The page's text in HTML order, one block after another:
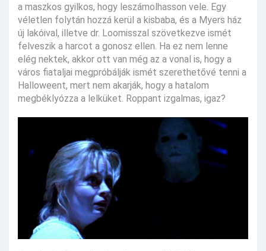
a maszkos gyilkos, hogy leszámolhasson vele. Egy
véletlen folytán hozzá kerül a kisbaba, és a Myers ház
új lakóival, illetve dr. Loomisszal szövetkezve ismét
felveszik a harcot a gonosz ellen. Ha ez nem lenne
elég nektek, akkor ott van még az a vonal is, hogy a
város fiataljai megpróbálják ismét szerethetővé tenni a
Halloweent, mert nem akarják, hogy a hatalom
megbéklyózza a lelküket. Roppant izgalmas, igaz?